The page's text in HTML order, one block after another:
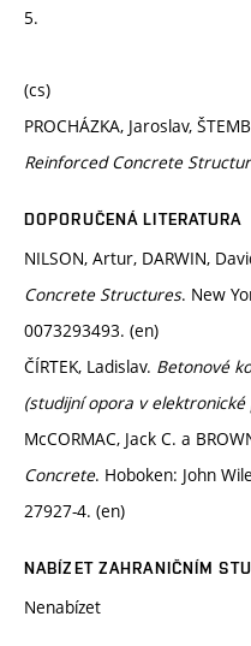
5.
(cs)
PROCHÁZKA, Jaroslav,
Reinforced Concrete
DOPORUČENÁ LITERATURA
NILSON, Artur, DARWIN,
Concrete Structures. New
0073293493. (en)
ČÍRTEK, Ladislav. Betonové
(studijní opora v elektronické
McCORMAC, Jack C. a
Concrete. Hoboken: John
27927-4. (en)
NABÍZET ZAHRANIČNÍM
Nenabízet